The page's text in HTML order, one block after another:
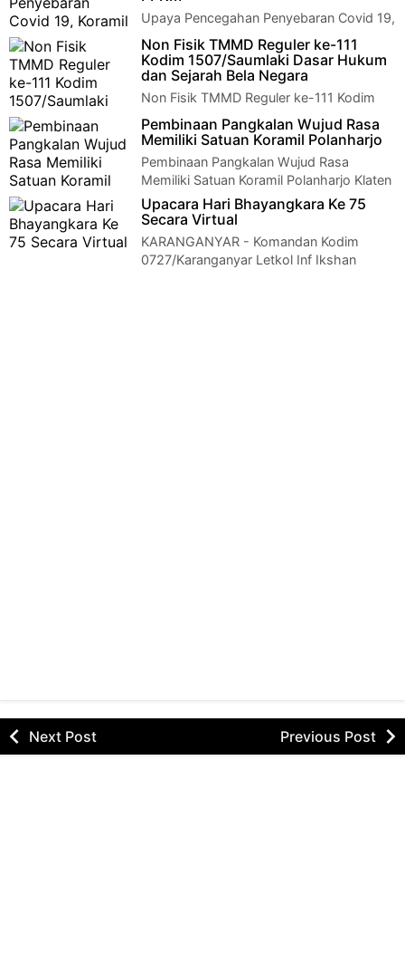
Upaya Pencegahan Penyebaran Covid 19,
Koramil Wonosari Tegakan PPKM Klaten -
Kapten Inf Dwi Haryono Danramil 22 Wonosari…
Non Fisik TMMD Reguler ke-111
Kodim 1507/Saumlaki Dasar Hukum
dan Sejarah Bela Negara
Non Fisik TMMD Reguler ke-111 Kodim
1507/Saumlaki Dasar Hukum dan Sejarah
Bela NegaraKormomolin – Bertempat di SD Nas…
Pembinaan Pangkalan Wujud Rasa
Memiliki Satuan Koramil Polanharjo
Pembinaan Pangkalan Wujud Rasa
Memiliki Satuan Koramil Polanharjo Klaten
- Salah satu keberhasilan pembinaan satuan dapa…
Upacara Hari Bhayangkara Ke 75
Secara Virtual
KARANGANYAR - Komandan Kodim
0727/Karanganyar Letkol Inf Ikshan
Next Post Previous Post